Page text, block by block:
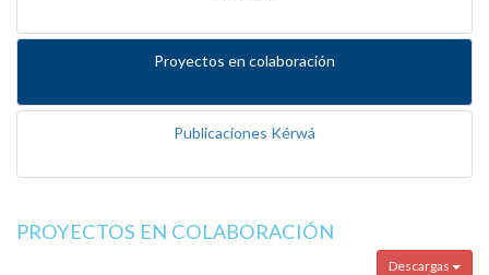
Proyectos en colaboración
Publicaciones Kérwá
PROYECTOS EN COLABORACIÓN
Descargas